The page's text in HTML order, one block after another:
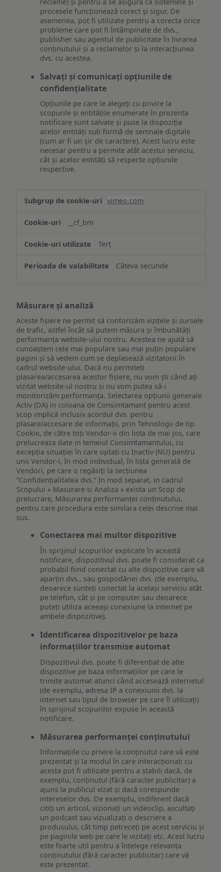
procesele funcționează corect și sigur. De
asemenea, pot fi utilizate pentru a corecta orice
probleme care pot fi întâmpinate de dvs.,
publisher sau agentul de publicitate în livrarea
conținutului și a reclamelor și la interacțiunea
dvs. cu acestea.
Salvați și comunicați opțiunile de
confidențialitate
Opțiunile pe care le alegeți cu privire la
scopurile și entitățile enumerate în prezenta
notificare sunt salvate și puse la dispoziția
acelor entități sub formă de semnale digitale
(cum ar fi un șir de caractere). Acest lucru este
necesar pentru a permite atât acestui serviciu,
cât și acelor entități să respecte opțiunile
respective.
Asigurarea
funcționalităților
website-
ului
vimeo.com
__cf_bm
Terț
Câteva secunde
Măsurare și analiză
Aceste fișiere ne permit să contorizăm vizitele și sursele
de trafic, astfel încât să putem măsura și îmbunătăți
performanța website-ului nostru. Acestea ne ajută să
cunoaștem cele mai populare sau mai puțin populare
pagini și să vedem cum se deplasează vizitatorii în
cadrul website-ului. Dacă nu permiteți
plasarea/accesarea acestor fișiere, nu vom ști când ați
vizitat website-ul nostru și nu vom putea să-i
monitorizăm performanța. Selectarea opțiunii generale
Activ (DA) in coloana de Consimtamant pentru acest
scop implică inclusiv acordul dvs. pentru
plasare/accesare de informații, prin Tehnologii de tip
Cookie, de către toți Vendor-ii din lista de mai jos, care
prelucreaza date in temeiul Consimtamantului, cu
excepția situației în care optați cu Inactiv (NU) pentru
unii Vendor-i, în mod individual, în lista generală de
Vendori, pe care o regăsiți la secțiunea
“Confidențialitatea dvs.” In mod separat, in cadrul
Scopului « Masurare si Analiza » exista un Scop de
prelucrare, Măsurarea performanței conținutului,
pentru care procedura este similara celei descrise mai
sus.
Conectarea mai multor dispozitive
În sprijinul scopurilor explicate în această
notificare, dispozitivul dvs. poate fi considerat ca
probabil fiind conectat cu alte dispozitive care vă
aparțin dvs., sau gospodăriei dvs. (de exemplu,
deoarece sunteți conectat la același serviciu atât
pe telefon, cât și pe computer sau deoarece
puteți utiliza aceeași conexiune la internet pe
ambele dispozitive).
Identificarea dispozitivelor pe baza
informațiilor transmise automat
Dispozitivul dvs. poate fi diferențiat de alte
dispozitive pe baza informațiilor pe care le
trimite automat atunci când accesează internetul
(de exemplu, adresa IP a conexiunii dvs. la
internet sau tipul de browser pe care îl utilizați)
în sprijinul scopurilor expuse în această
notificare.
Măsurarea performanței conținutului
Informațiile cu privire la conținutul care vă este
prezentat și la modul în care interacționați cu
acesta pot fi utilizate pentru a stabili dacă, de
exemplu, conținutul (fără caracter publicitar) a
ajuns la publicul vizat și dacă corespunde
intereselor dvs. De exemplu, indiferent dacă
citiți un articol, vizionați un videoclip, ascultați
un podcast sau vizualizați o descriere a
produsului, cât timp petreceți pe acest serviciu și
pe paginile web pe care le vizitați etc. Acest lucru
este foarte util pentru a înțelege relevanța
conținutului (fără caracter publicitar) care vă
este prezentat.